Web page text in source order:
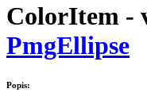
ColorItem -
PmgEllipse
Popis: